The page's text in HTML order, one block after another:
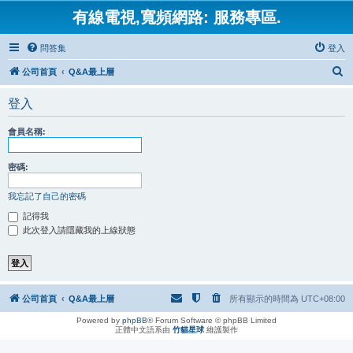
有線電視,寬頻網路: 服務專區.
問答集 登入
公司首頁 Q&A最上層
登入
會員名稱:
密碼:
我忘記了自己的密碼
記得我
此次登入請隱藏我的上線狀態
公司首頁 Q&A最上層 所有顯示的時間為 UTC+08:00
Powered by phpBB® Forum Software © phpBB Limited
正體中文語系由 竹貓星球 維護製作